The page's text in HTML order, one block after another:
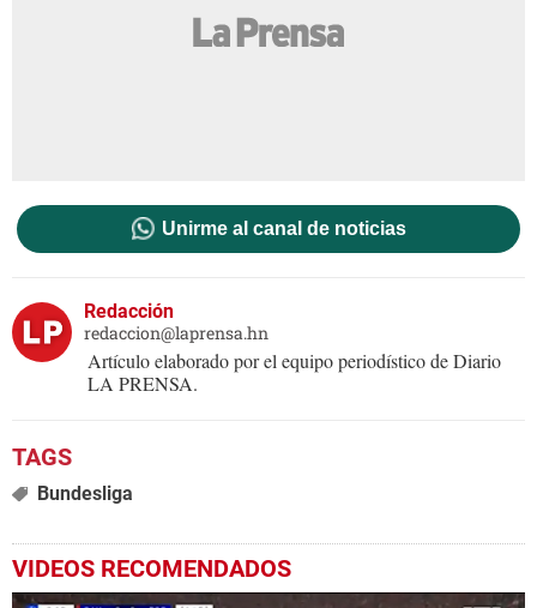
Unirme al canal de noticias
Redacción
redaccion@laprensa.hn
Artículo elaborado por el equipo periodístico de Diario
LA PRENSA.
Bundesliga
VIDEOS RECOMENDADOS